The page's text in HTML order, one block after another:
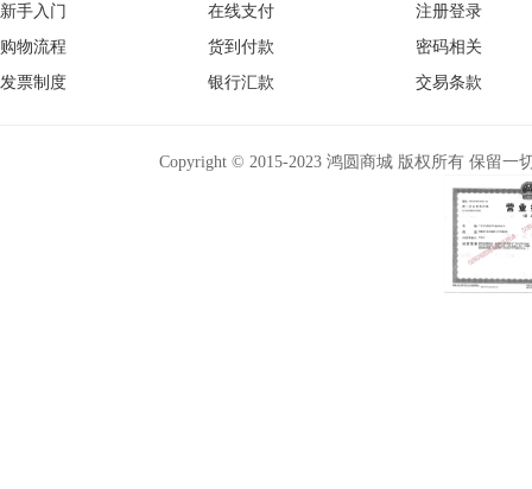
新手入门
购物流程
发票制度
在线支付
货到付款
银行汇款
注册登录
密码相关
交易条款
Copyright © 2015-2023 鸿圆商城 版权所有 保留一